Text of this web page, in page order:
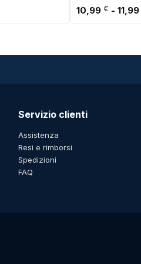
10,99 € - 11,99
Servizio clienti
Assistenza
Resi e rimborsi
Spedizioni
FAQ